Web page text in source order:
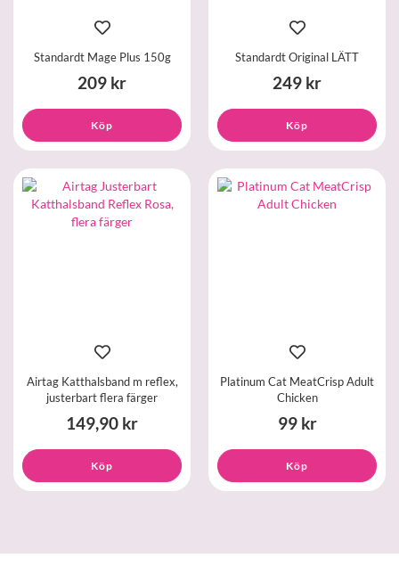
Standardt Mage Plus 150g
209 kr
Köp
Standardt Original LÄTT
249 kr
Köp
Airtag Katthalsband m reflex,
justerbart flera färger
149,90 kr
Köp
Platinum Cat MeatCrisp Adult
Chicken
99 kr
Köp